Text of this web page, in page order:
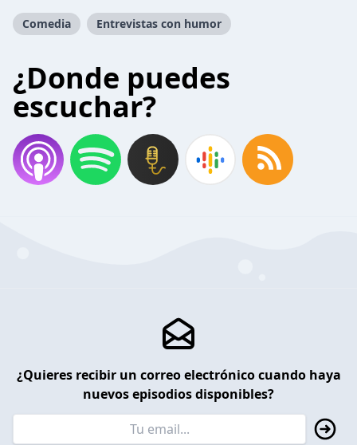
Comedia Entrevistas con humor
¿Donde puedes
escuchar?
¿Quieres recibir un correo electrónico cuando haya
nuevos episodios disponibles?